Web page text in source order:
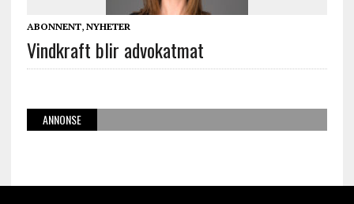
ABONNENT, NYHETER
Vindkraft blir advokatmat
ANNONSE